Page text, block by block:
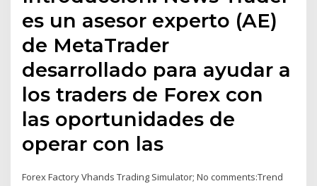
es un asesor experto (AE)
de MetaTrader
desarrollado para ayudar a
los traders de Forex con
las oportunidades de
operar con las
Forex Factory Vhands Trading Simulator; No comments:Trend